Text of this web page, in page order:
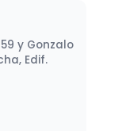
y Gonzalo
Edif.